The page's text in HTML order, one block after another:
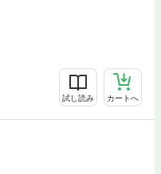
試し読み カートへ